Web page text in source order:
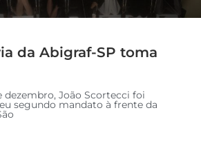
da Abigraf-SP toma
João Scortecci foi
segundo mandato à frente da